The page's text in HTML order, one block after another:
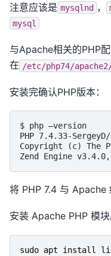
注意应该是 mysqlnd ，
mysql
与Apache相关的PHP
在 /etc/php74/
安装完确认PHP版本：
$ php –version
PHP 7.4.33-
Copyright (c) The
将 PHP 7.4 与 Apache
安装 Apache PHP 模块
sudo apt install